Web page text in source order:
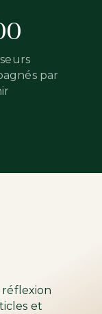
par
réflexion
et